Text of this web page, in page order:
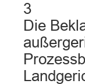
3
Die